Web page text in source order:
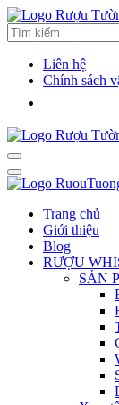
Liên hệ
Chính sách
Trang chủ
Giới thiệu
Blog
RƯỢU
SẢN